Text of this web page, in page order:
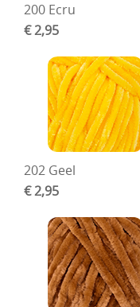
Verf en Co°
Bullet Journalling
Tekenen -
Haken - Vilt
Basis
Bloemen uit
Kleuren - verf -
Kleurboeken en
Cadeaubon
Diversen
200 Ecru
€ 2,95
202 Geel
€ 2,95